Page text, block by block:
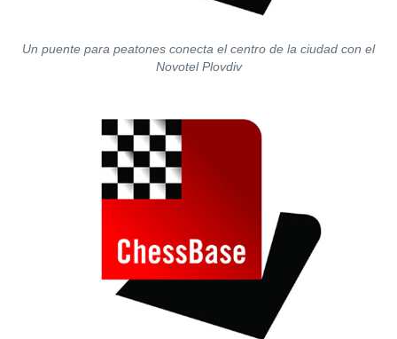
Un puente para peatones conecta el centro de la ciudad con el
Novotel Plovdiv